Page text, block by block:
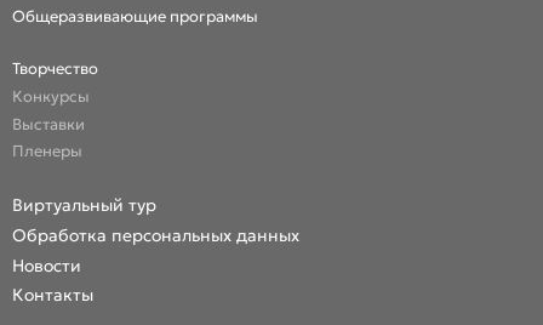
Общеразвивающие программы
Творчество
Конкурсы
Выставки
Пленеры
Виртуальный тур
Обработка персональных данных
Новости
Контакты